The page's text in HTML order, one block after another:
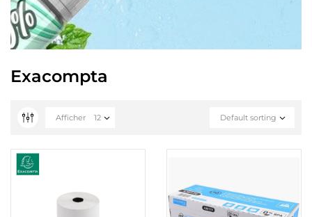
Exacompta
Default sorting
Afficher 12